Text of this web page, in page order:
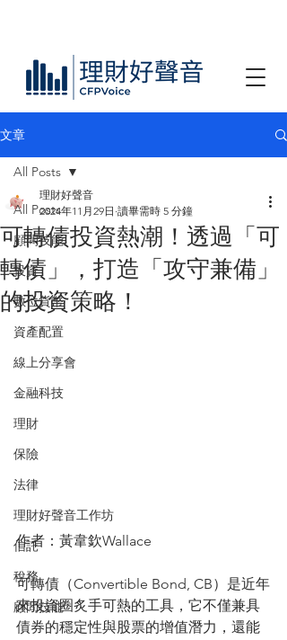
文章
All Posts
顧問技能
投資
數位貨幣
資產配置
線上分享會
金融科技
理財
保險
法律
理財好聲音工作坊
信託
稅務
顧問技能
All Posts
可轉債投資熱潮！透過「可
轉債」，打造「攻守兼備」
的投資策略！
理財好聲音
2024年11月29日 讀畢需時 5 分鐘
作者：黃韋欽Wallace
可轉債（Convertible Bond, CB）是近年
來投資圈炙手可熱的工具，它不僅兼具
債券的穩定性與股票的增值潛力，還能